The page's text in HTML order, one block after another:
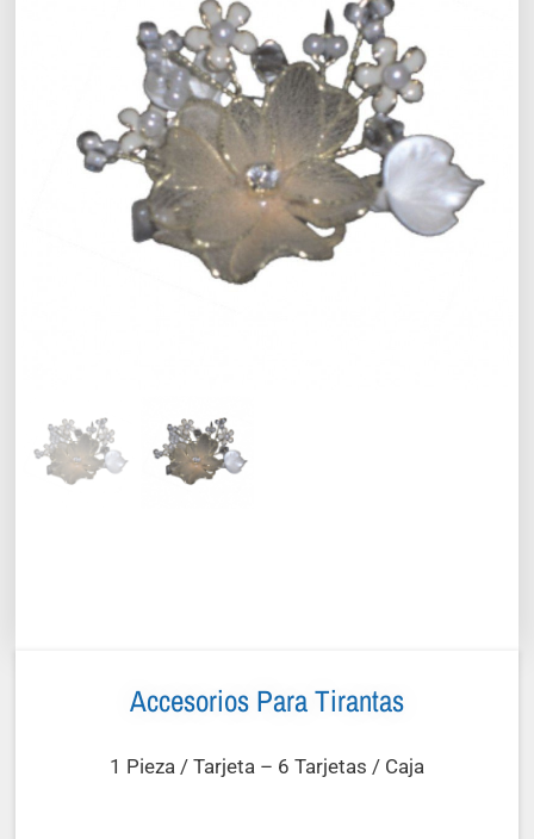
Accesorios Para Tirantas
1 Pieza / Tarjeta – 6 Tarjetas / Caja